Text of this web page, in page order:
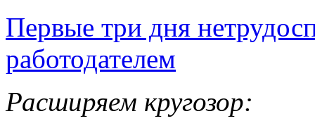
Первые три дня
работодателем
Расширяем кругозор: